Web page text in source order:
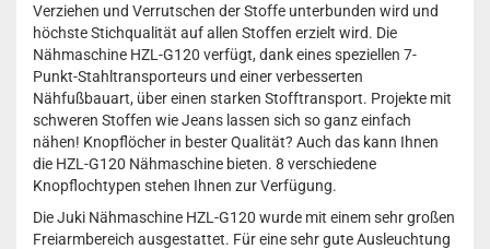
Verziehen und Verrutschen der Stoffe unterbunden wird und
höchste Stichqualität auf allen Stoffen erzielt wird. Die
Nähmaschine HZL-G120 verfügt, dank eines speziellen 7-
Punkt-Stahltransporteurs und einer verbesserten
Nähfußbauart, über einen starken Stofftransport. Projekte mit
schweren Stoffen wie Jeans lassen sich so ganz einfach
nähen! Knopflöcher in bester Qualität? Auch das kann Ihnen
die HZL-G120 Nähmaschine bieten. 8 verschiedene
Knopflochtypen stehen Ihnen zur Verfügung.
Die Juki Nähmaschine HZL-G120 wurde mit einem sehr großen
Freiarmbereich ausgestattet. Für eine sehr gute Ausleuchtung